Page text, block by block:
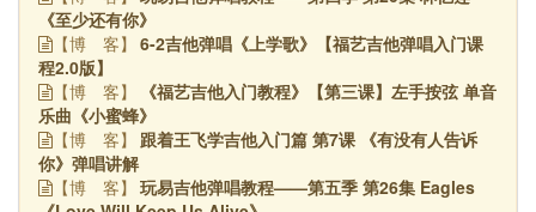
《至少还有你》
【博 客】
6-2吉他弹唱《上学歌》【福艺吉他弹唱入门课
程2.0版】
【博 客】
《福艺吉他入门教程》【第三课】左手按弦 单音
乐曲《小蜜蜂》
【博 客】
跟着王飞学吉他入门篇 第7课 《有没有人告诉
你》弹唱讲解
【博 客】
玩易吉他弹唱教程——第五季 第26集 Eagles